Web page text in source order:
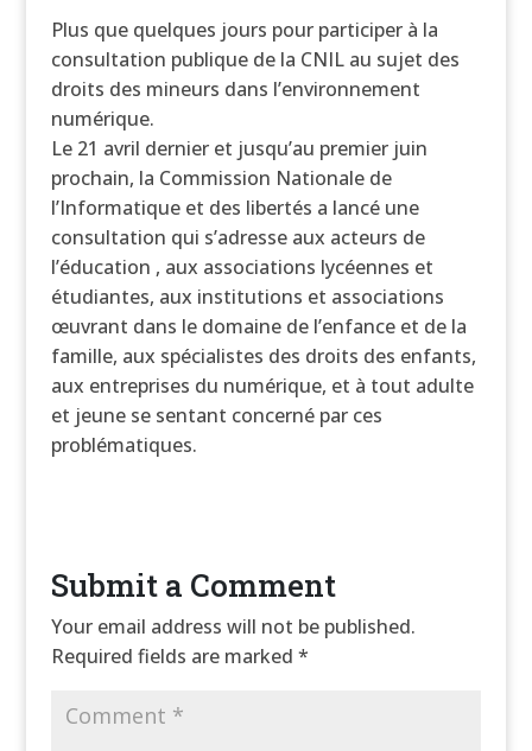
Plus que quelques jours pour participer à la
consultation publique de la CNIL au sujet des
droits des mineurs dans l’environnement
numérique.
Le 21 avril dernier et jusqu’au premier juin
prochain, la Commission Nationale de
l’Informatique et des libertés a lancé une
consultation qui s’adresse aux acteurs de
l’éducation , aux associations lycéennes et
étudiantes, aux institutions et associations
œuvrant dans le domaine de l’enfance et de la
famille, aux spécialistes des droits des enfants,
aux entreprises du numérique, et à tout adulte
et jeune se sentant concerné par ces
problématiques.
Submit a Comment
Your email address will not be published.
Required fields are marked *